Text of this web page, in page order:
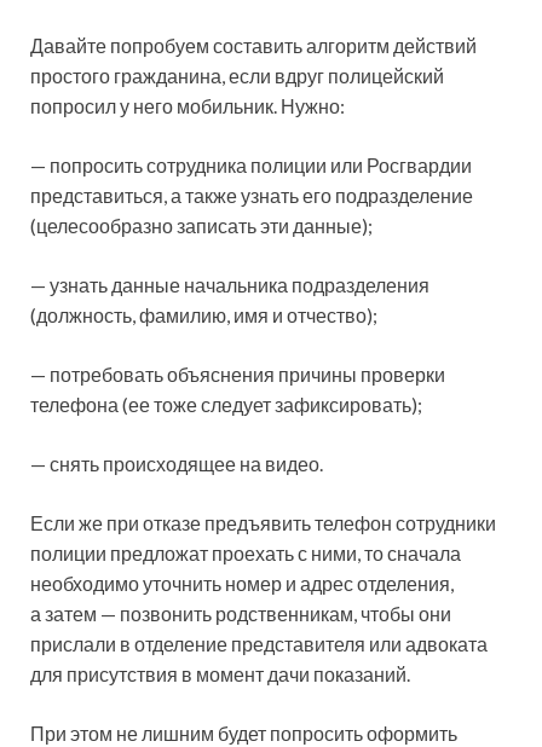
Давайте попробуем составить алгоритм действий
простого гражданина, если вдруг полицейский
попросил у него мобильник. Нужно:
— попросить сотрудника полиции или Росгвардии
представиться, а также узнать его подразделение
(целесообразно записать эти данные);
— узнать данные начальника подразделения
(должность, фамилию, имя и отчество);
— потребовать объяснения причины проверки
телефона (ее тоже следует зафиксировать);
— снять происходящее на видео.
Если же при отказе предъявить телефон сотрудники
полиции предложат проехать с ними, то сначала
необходимо уточнить номер и адрес отделения,
а затем — позвонить родственникам, чтобы они
прислали в отделение представителя или адвоката
для присутствия в момент дачи показаний.
При этом не лишним будет попросить оформить